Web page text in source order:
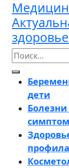
Перейти
содержимому
Кнопка
Открыть
дети